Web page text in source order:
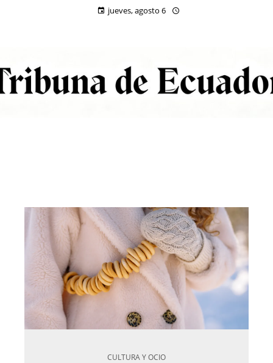
jueves, agosto 6
CULTURA Y OCIO